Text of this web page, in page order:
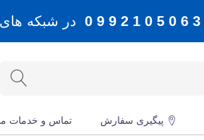
در شبکه های
پیگیری سفارش تماس و خدمات